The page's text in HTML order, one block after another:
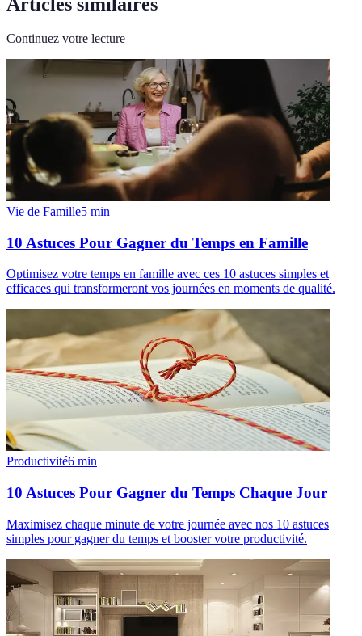
Continuez votre lecture
Vie de Famille5 min
10 Astuces Pour Gagner du Temps en Famille
Optimisez votre temps en famille avec ces 10 astuces simples et
efficaces qui transformeront vos journées en moments de qualité.
Productivité6 min
10 Astuces Pour Gagner du Temps Chaque Jour
Maximisez chaque minute de votre journée avec nos 10 astuces
simples pour gagner du temps et booster votre productivité.